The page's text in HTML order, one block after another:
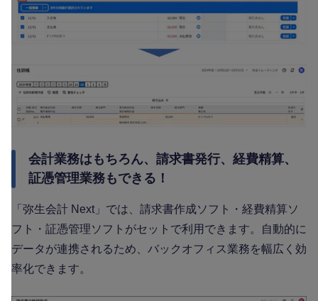
会計業務はもちろん、請求書発行、経費精算、
証憑管理業務もできる！
「弥生会計 Next」では、請求書作成ソフト・経費精算ソ
フト・証憑管理ソフトがセットで利用できます。自動的に
データが連携されるため、バックオフィス業務を幅広く効
率化できます。